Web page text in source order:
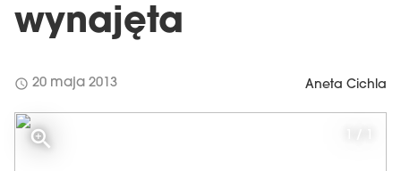
wynajęta
schedule 20 maja 2013 Aneta Cichla